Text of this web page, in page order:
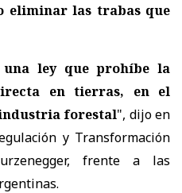
eliminar las trabas que
una ley que prohíbe la
en tierras, en el
forestal", dijo en
y Transformación
frente a las